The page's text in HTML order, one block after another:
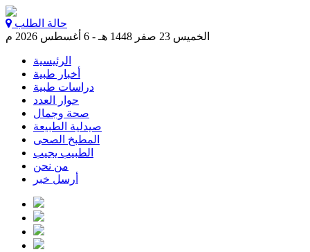
حالة الطلب
الخميس 23 صفر 1448 هـ - 6 أغسطس 2026 م
الرئيسية
أخبار طبية
دراسات طبية
حوار العدد
صحة وجمال
صيدلية الطبيعة
المطبخ الصحى
الطبيب يجيب
من نحن
أرسل خبر